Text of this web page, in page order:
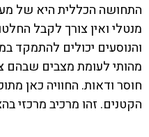
התחושה הכללית היא של
מנטלי ואין צורך לקבל
והנוסעים יכולים להתמקד
מהותי לעומת מצבים שבהם
חוסר ודאות. החוויה כאן
הקטנים. זהו מרכיב מרכזי